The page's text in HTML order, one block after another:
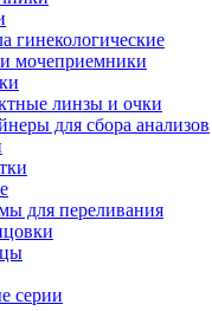
гинекологические
мочеприемники
линзы и очки
для сбора анализов
для переливания
серии